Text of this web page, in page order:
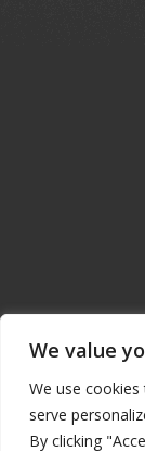
We value
We use
serve
By clicking